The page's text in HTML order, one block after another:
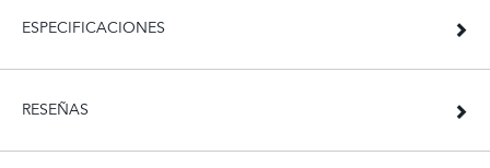
ESPECIFICACIONES
RESEÑAS